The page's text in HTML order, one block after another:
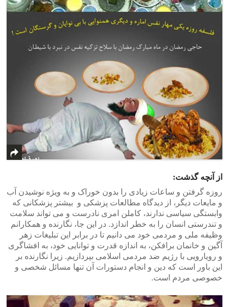
از آنچه گذشت:
روزه گرفتن و ساعات زیادی را بدون خوراک و به ویژه نوشیدن آب
و مایعات دیگر، از دیدگاه مطالعات پزشکی و بیشتر پزشکانی که
وابستگی سیاسی ندارند، کاملن امری نادرست و می تواند سلامت
و تندرستی انسان را به خطر اندازد. در این جا، نگارنده و همکارانم
وظیفه ملی و مردمی خود می دانیم تا در برابر این تبلیغات زهر
آگین و خانمان برافکن، به اندازه قدرت و توانایی خود، به افشاگری
و رویارویی با رژیم ضد مردمی اسلامی بپردازیم. زیرا نگارنده بر
این باور است که دین و انجام دستورات آن تنها مسائل شخصی و
خصوصی مردم است.